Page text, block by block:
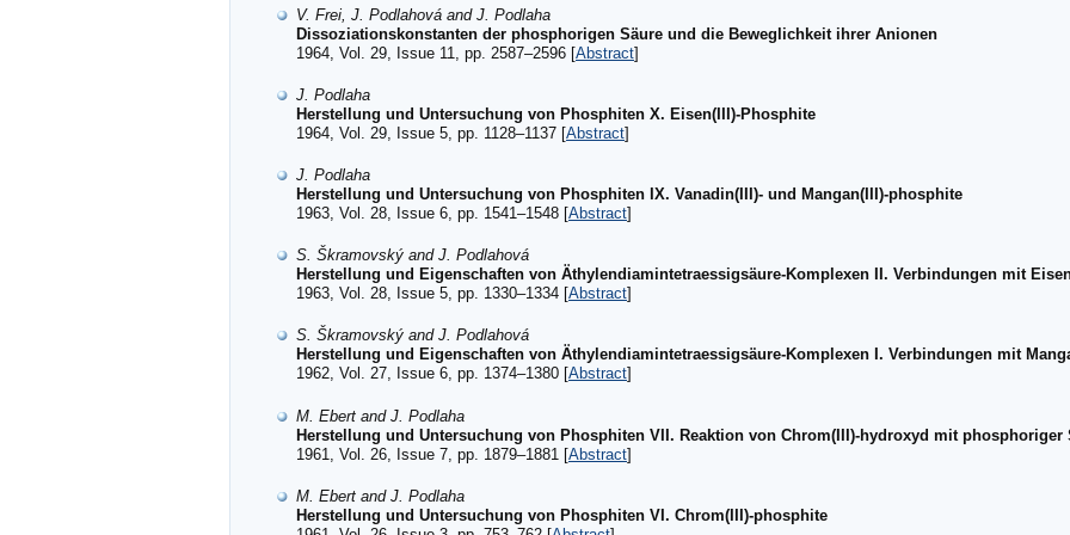
V. Frei, J. Podlahová and J. Podlaha
Dissoziationskonstanten der phosphorigen Säure und die Beweglichkeit ihrer Anionen
1964, Vol. 29, Issue 11, pp. 2587–2596 [Abstract]
J. Podlaha
Herstellung und Untersuchung von Phosphiten X. Eisen(III)-Phosphite
1964, Vol. 29, Issue 5, pp. 1128–1137 [Abstract]
J. Podlaha
Herstellung und Untersuchung von Phosphiten IX. Vanadin(III)- und Mangan(III)-phosphite
1963, Vol. 28, Issue 6, pp. 1541–1548 [Abstract]
S. Škramovský and J. Podlahová
Herstellung und Eigenschaften von Äthylendiamintetraessigsäure-Komplexen II. Verbindungen mit
1963, Vol. 28, Issue 5, pp. 1330–1334 [Abstract]
S. Škramovský and J. Podlahová
Herstellung und Eigenschaften von Äthylendiamintetraessigsäure-Komplexen I. Verbindungen mit
1962, Vol. 27, Issue 6, pp. 1374–1380 [Abstract]
M. Ebert and J. Podlaha
Herstellung und Untersuchung von Phosphiten VII. Reaktion von Chrom(III)-hydroxyd mit phosphoriger
1961, Vol. 26, Issue 7, pp. 1879–1881 [Abstract]
M. Ebert and J. Podlaha
Herstellung und Untersuchung von Phosphiten VI. Chrom(III)-phosphite